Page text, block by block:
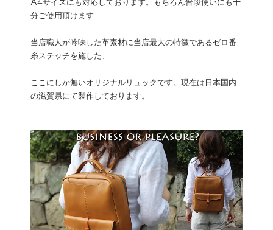
A4サイズにも対応しております。もちろん普段使いにも十
分ご使用頂けます
当店職人が吟味した革素材に当店最大の特徴であるゼロ番
糸ステッチを施した、
ここにしか無いオリジナルリュックです。現在は日本国内
の滋賀県にて製作しております。